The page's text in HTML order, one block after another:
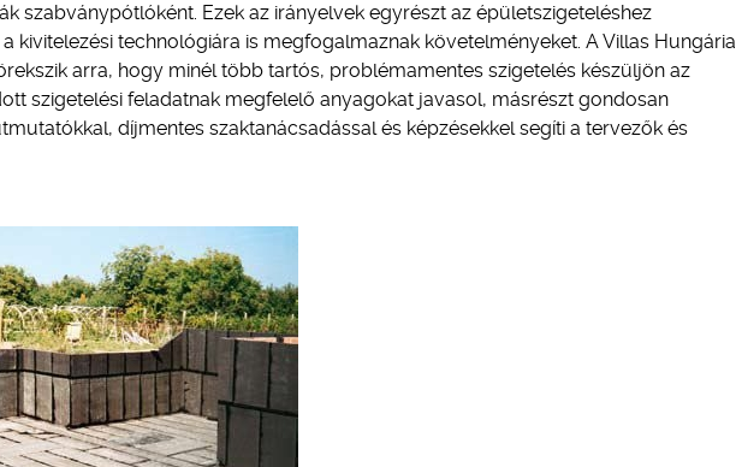
szabványpótlóként. Ezek az irányelvek egyrészt az épületszigeteléshez
kivitelezési technológiára is megfogalmaznak követelményeket. A Villas Hungária
arra, hogy minél több tartós, problémamentes szigetelés készüljön az
szigetelési feladatnak megfelelő anyagokat javasol, másrészt gondosan
díjmentes szaktanácsadással és képzésekkel segíti a tervezők és